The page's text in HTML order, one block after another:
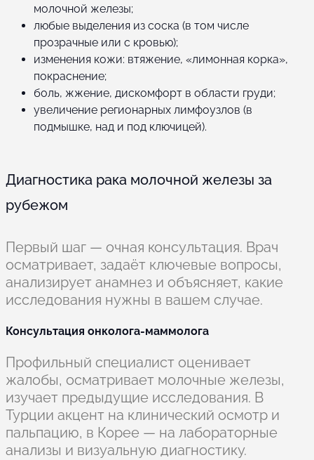
молочной железы;
любые выделения из соска (в том числе
прозрачные или с кровью);
изменения кожи: втяжение, «лимонная корка»,
покраснение;
боль, жжение, дискомфорт в области груди;
увеличение регионарных лимфоузлов (в
подмышке, над и под ключицей).
Диагностика рака молочной железы за
рубежом
Первый шаг — очная консультация. Врач
осматривает, задаёт ключевые вопросы,
анализирует анамнез и объясняет, какие
исследования нужны в вашем случае.
Консультация онколога-маммолога
Профильный специалист оценивает
жалобы, осматривает молочные железы,
изучает предыдущие исследования. В
Турции акцент на клинический осмотр и
пальпацию, в Корее — на лабораторные
анализы и визуальную диагностику.